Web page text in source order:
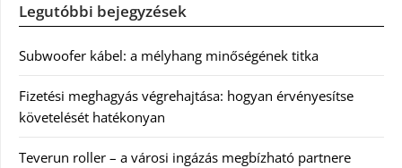
Legutóbbi bejegyzések
Subwoofer kábel: a mélyhang minőségének titka
Fizetési meghagyás végrehajtása: hogyan érvényesítse
követelését hatékonyan
Teverun roller – a városi ingázás megbízható partnere